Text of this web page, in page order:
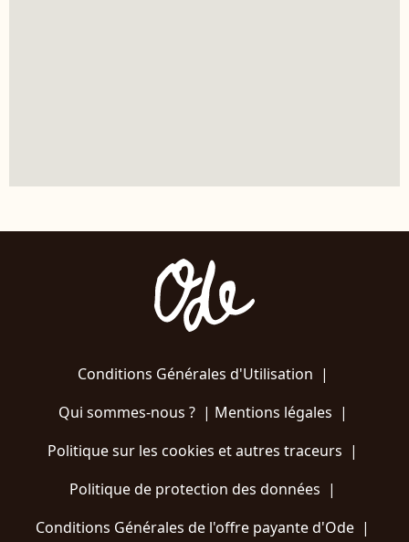
Conditions Générales d'Utilisation |
Qui sommes-nous ?| Mentions légales |
Politique sur les cookies et autres traceurs |
Politique de protection des données |
Conditions Générales de l'offre payante d'Ode |